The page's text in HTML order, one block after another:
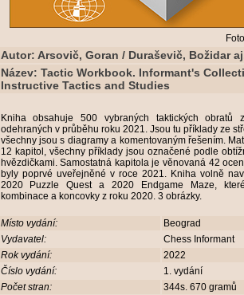
Autor: Arsovič, Goran / Duraševič, Božidar
Název: Tactic Workbook. Informant's
Instructive Tactics and Studies
Kniha obsahuje 500 vybraných taktických obratů
odehraných v průběhu roku 2021. Jsou tu příklady ze
všechny jsou s diagramy a komentovaným řešením.
12 kapitol, všechny příklady jsou označené podle
hvězdičkami. Samostatná kapitola je věnovaná 42
byly poprvé uveřejněné v roce 2021. Kniha volně
2020 Puzzle Quest a 2020 Endgame Maze,
kombinace a koncovky z roku 2020. 3 obrázky.
Místo vydání:
Beograd
Vydavatel:
Chess Informant
Rok vydání:
2022
Číslo vydání:
1. vydání
Počet stran:
344s. 670 gramů